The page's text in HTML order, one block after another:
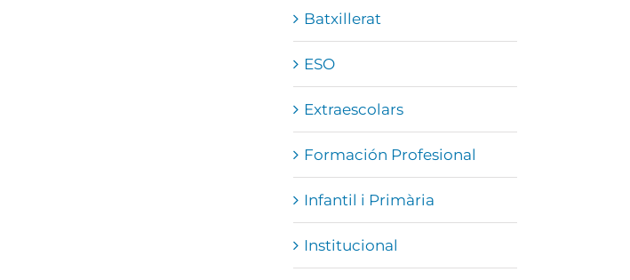
Batxillerat
ESO
Extraescolars
Formación Profesional
Infantil i Primària
Institucional